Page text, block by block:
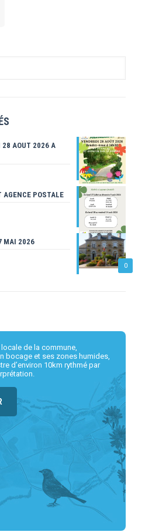
28 AOUT 2026 A
AGENCE POSTALE
0
MAI 2026
de la commune,
bocage et ses zones humides,
d’environ 10km rythmé par